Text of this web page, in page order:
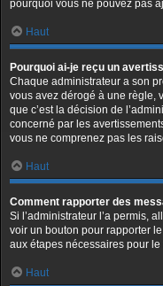
pourquoi vous ne pouvez pas
Haut
Pourquoi ai-je reçu un
Chaque administrateur a son
vous avez dérogé à une règle,
que c’est la décision de
concerné par les
vous ne comprenez pas les
Haut
Comment rapporter des
Si l’administrateur l’a permis,
voir un bouton pour rapporter
aux étapes nécessaires pour le
Haut